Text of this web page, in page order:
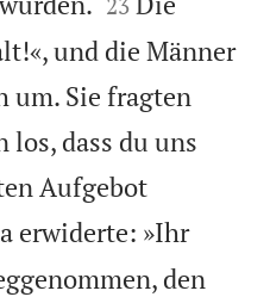
und die Männer
um. Sie fragten
los, dass du uns
Aufgebot
erwiderte: »Ihr
den